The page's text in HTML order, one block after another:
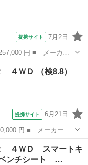
提携サイト 7月2日
： Ｓ ■ 排気量：
■ 店舗PR...
４ＷＤ （検8.8）
提携サイト 6月21日
： Ｓ ＦＯＵＲ ４
■ ミッション：
４ＷＤ スマートキ
ンチシート …